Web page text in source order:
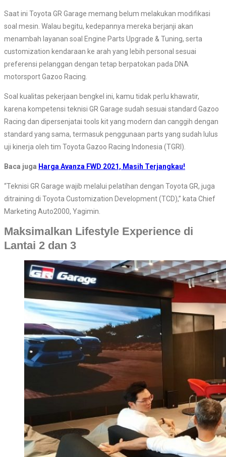
Saat ini Toyota GR Garage memang belum melakukan modifikasi
soal mesin. Walau begitu, kedepannya mereka berjanji akan
menambah layanan soal Engine Parts Upgrade & Tuning, serta
customization kendaraan ke arah yang lebih personal sesuai
preferensi pelanggan dengan tetap berpatokan pada DNA
motorsport Gazoo Racing.
Soal kualitas pekerjaan bengkel ini, kamu tidak perlu khawatir,
karena kompetensi teknisi GR Garage sudah sesuai standard Gazoo
Racing dan dipersenjatai tools kit yang modern dan canggih dengan
standard yang sama, termasuk penggunaan parts yang sudah lulus
uji kinerja oleh tim Toyota Gazoo Racing Indonesia (TGRI).
Baca juga Harga Avanza FWD 2021, Masih Terjangkau!
“Teknisi GR Garage wajib melalui pelatihan dengan Toyota GR, juga
ditraining di Toyota Customization Development (TCD),” kata Chief
Marketing Auto2000, Yagimin.
Maksimalkan Lifestyle Experience di
Lantai 2 dan 3